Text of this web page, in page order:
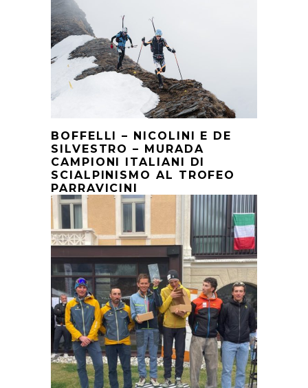
BOFFELLI – NICOLINI E DE
SILVESTRO – MURADA
CAMPIONI ITALIANI DI
SCIALPINISMO AL TROFEO
PARRAVICINI